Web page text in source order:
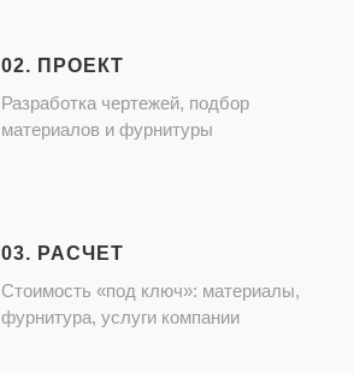
02. ПРОЕКТ
Разработка чертежей, подбор
материалов и фурнитуры
03. РАСЧЕТ
Стоимость «под ключ»: материалы,
фурнитура, услуги компании